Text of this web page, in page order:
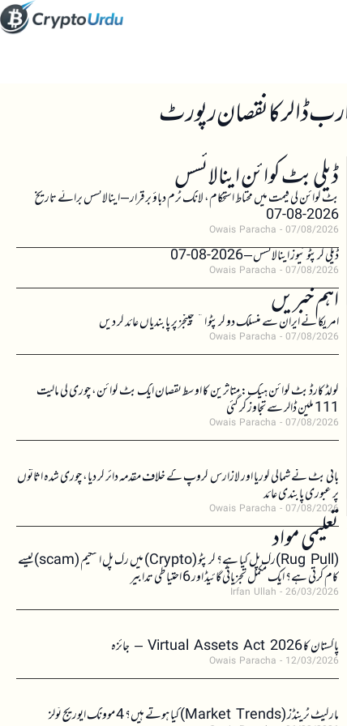
ڈیلی بٹ کوائن اینالائسس
بٹ کوائن کی قیمت میں محتاط استحکام، لانگ ٹرم دباؤ برقرار – اینالائسس برائے تاریخ
2026-08-07
Owais Paracha 07/08/2026
ڈیلی کرپٹو نیوز اینالائسس – 2026-08-07
Owais Paracha 07/08/2026
اہم خبریں
امریکا نے ایران سے منسلک دو کرپٹو ایکسچینجز پر پابندیاں عائد کر دیں
Owais Paracha 07/08/2026
کولڈ کارڈ بٹ کوائن ہیک: متاثرین کا اوسط نقصان ایک بٹ کوائن، چوری کی مالیت
111 ملین ڈالر سے تجاوز کر گئی
Owais Paracha 07/08/2026
بائی بٹ نے شمالی کوریا اور لازارس گروپ کے خلاف مقدمہ دائر کر دیا، چوری شدہ اثاثوں
پر عبوری پابندی عائد
Owais Paracha 07/08/2026
تعلیمی مواد (Rug Pull)رگ پل کیا ہے؟ کرپٹو (Crypto) میں رگ پل اسکیم (scam)کیسے
کام کرتی ہے؟ ایک مکمل تجزیاتی گائیڈ اور 6 احتیاطی تدابیر
Irfan Ullah 26/03/2026
پاکستان کا Virtual Assets Act 2026 – جائزہ
Owais Paracha 12/03/2026
مارکیٹ ٹرینڈز (Market Trends) کیا ہوتے ہیں؟ 4 موونگ ایوریج ٹولز